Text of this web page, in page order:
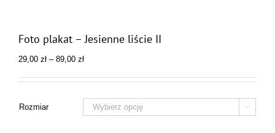
Foto plakat – Jesienne liście II
29,00 zł – 89,00 złZakres
od
89,00 zł
Rozmiar 